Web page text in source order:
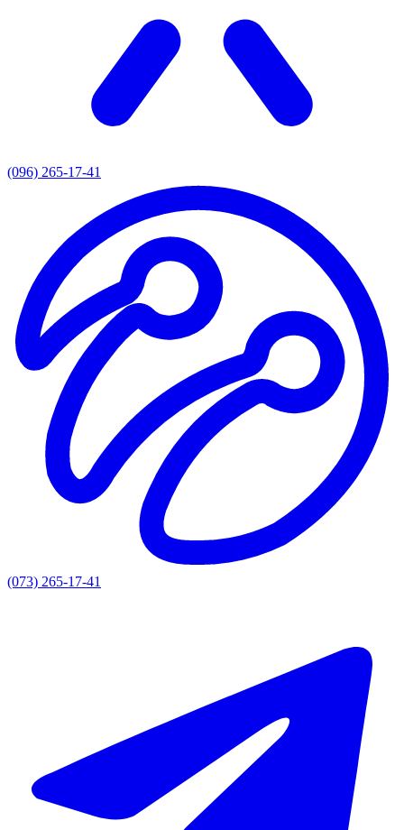
(096) 265-17-41
(073) 265-17-41